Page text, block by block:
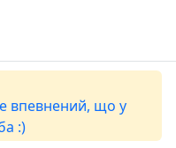
впевнений, що у
:)